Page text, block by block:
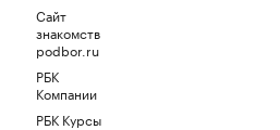
Сайт
знакомств
podbor.ru
РБК
Компании
РБК Курсы